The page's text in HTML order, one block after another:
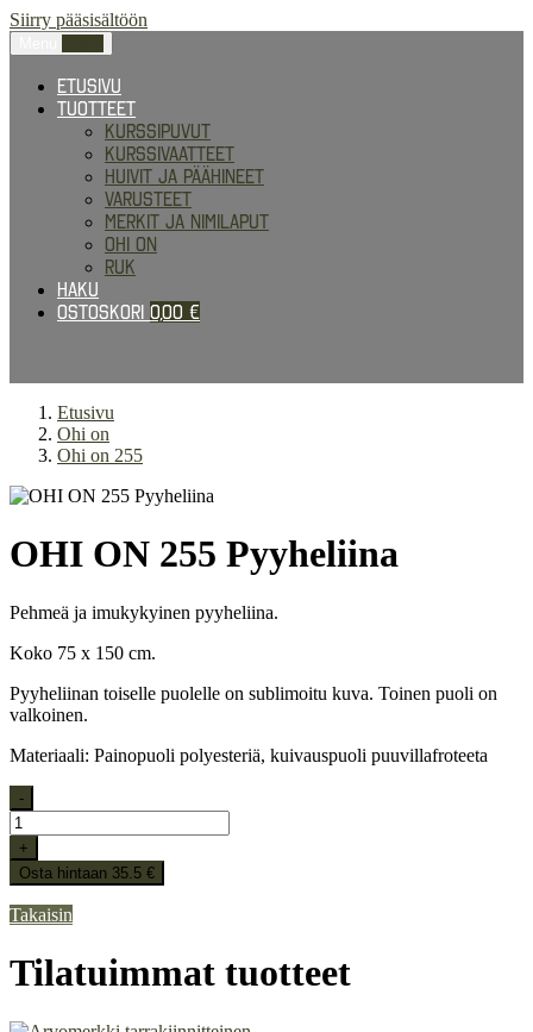
Siirry pääsisältöön
Etusivu
Tuotteet
Kurssipuvut
Kurssivaatteet
Huivit ja päähineet
Varusteet
Merkit ja nimilaput
Ohi on
RUK
Haku
Ostoskori 0,00 €
Etusivu
Ohi on
Ohi on 255
OHI ON 255 Pyyheliina
Pehmeä ja imukykyinen pyyheliina.
Koko 75 x 150 cm.
Pyyheliinan toiselle puolelle on sublimoitu kuva. Toinen puoli on
valkoinen.
Materiaali: Painopuoli polyesteriä, kuivauspuoli puuvillafroteeta
-
+
Osta hintaan 35.5 €
Takaisin
Tilatuimmat tuotteet